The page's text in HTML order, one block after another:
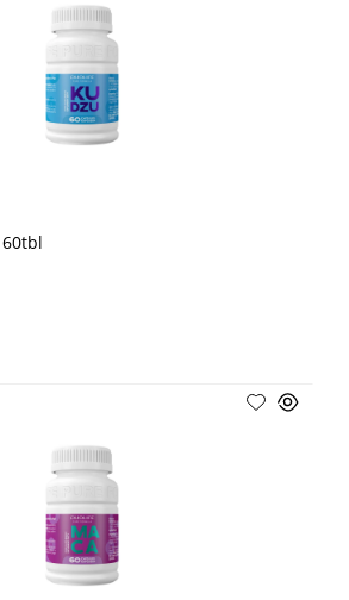
60tbl